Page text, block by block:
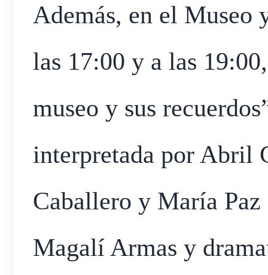
Además, en el Museo
las 17:00 y a las
museo y sus
interpretada por Abril
Caballero y María
Magalí Armas y